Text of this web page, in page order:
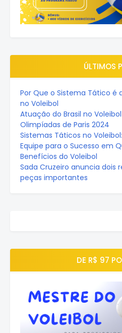
ÚLTIMOS
Por Que o Sistema Tático é
no Voleibol
Atuação do Brasil no
Olimpíadas de Paris 2024
Sistemas Táticos no
Equipe para o Sucesso em
Benefícios do Voleibol
Sada Cruzeiro anuncia dois
peças importantes
DE R$ 97